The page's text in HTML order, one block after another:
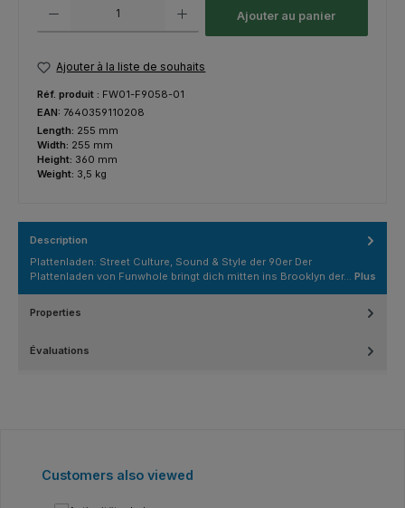
Ajouter au panier
Ajouter à la liste de souhaits
Réf. produit : FW01-F9058-01
EAN: 7640359110208
Length: 255 mm
Width: 255 mm
Height: 360 mm
Weight: 3,5 kg
Description
Plattenladen: Street Culture, Sound & Style der 90er Der
Plattenladen von Funwhole bringt dich mitten ins Brooklyn der… Plus
Properties
Évaluations
Ignorer la galerie de produits
Customers also viewed